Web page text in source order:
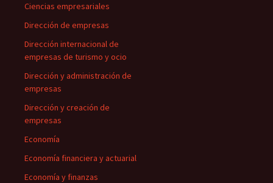
Ciencias empresariales
Dirección de empresas
Dirección internacional de
empresas de turismo y ocio
Dirección y administración de
empresas
Dirección y creación de
empresas
Economía
Economía financiera y actuarial
Economía y finanzas